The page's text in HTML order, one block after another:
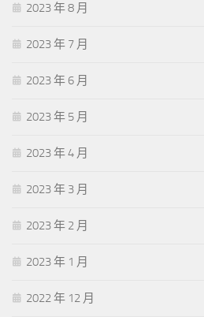
2023 年 8 月
2023 年 7 月
2023 年 6 月
2023 年 5 月
2023 年 4 月
2023 年 3 月
2023 年 2 月
2023 年 1 月
2022 年 12 月